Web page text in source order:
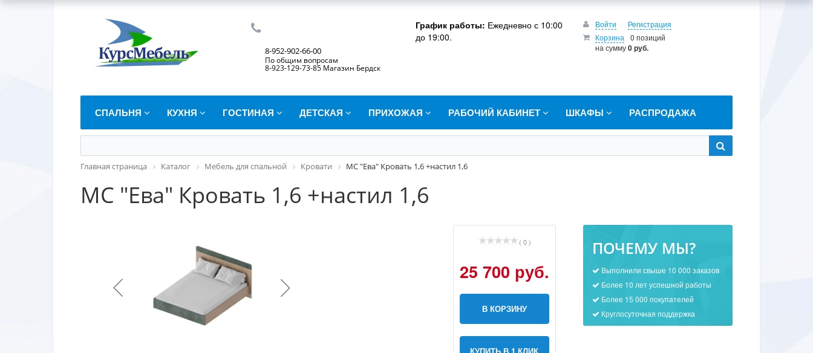
8-952-902-66-00
По общим вопросам
8-923-129-73-85 Магазин Бердск
График работы: Ежедневно с 10:00
до 19:00.
Войти
Регистрация
Корзина
0 позиций
на сумму0 руб.
СПАЛЬНЯ КУХНЯ ГОСТИНАЯ ДЕТСКАЯ ПРИХОЖАЯ РАБОЧИЙ КАБИНЕТ ШКАФЫ РАСПРОДАЖА
Главная страница Каталог Мебель для спальной Кровати МС "Ева" Кровать 1,6 +настил 1,6
МС "Ева" Кровать 1,6 +настил 1,6
( 0 )
25 700 руб.
В КОРЗИНУ
ПОЧЕМУ МЫ?
Выполнили свыше 10 000 заказов
Более 10 лет успешной работы
Более 15 000 покупателей
Круглосуточная поддержка